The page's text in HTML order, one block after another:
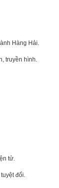
Hàng Hải.
truyền hình.
tử.
đối.